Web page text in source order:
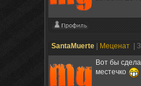
SantaMuerte Меценат
|
Вот бы
местечко